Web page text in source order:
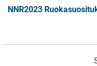
NNR2023